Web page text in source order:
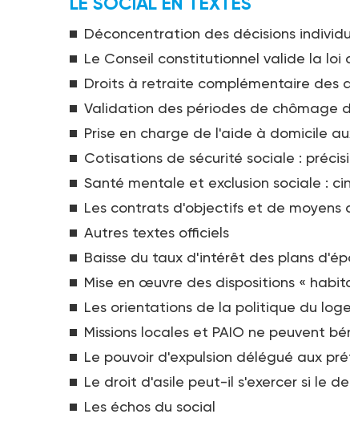
Déconcentration des décisions
Le Conseil constitutionnel valide la
Droits à retraite complémentaire des
Validation des périodes de chômage
Prise en charge de l'aide à domicile
Cotisations de sécurité sociale :
Santé mentale et exclusion sociale :
Les contrats d'objectifs et de moyens
Autres textes officiels
Baisse du taux d'intérêt des plans
Mise en œuvre des dispositions «
Les orientations de la politique du
Missions locales et PAIO ne peuvent
Le pouvoir d'expulsion délégué aux
Le droit d'asile peut-il s'exercer si le
Les échos du social